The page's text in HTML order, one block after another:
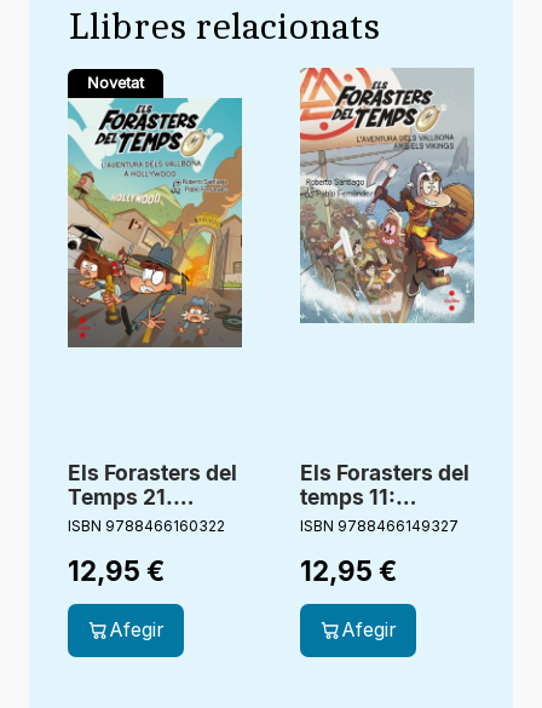
Llibres relacionats
Novetat
Els Forasters del
Temps 21.
L’aventura dels
Hollywood
ISBN 9788466160322
12,95 €
Afegir
Els Forasters del
temps 11:
L’aventura dels
els vikings
ISBN 9788466149327
12,95 €
Afegir